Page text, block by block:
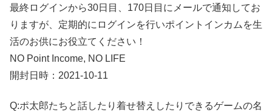
最終ログインから30日目、170日目にメールで通知してお
りますが、定期的にログインを行いポイントインカムを生
活のお供にお役立てください！
NO Point Income, NO LIFE
開封日時：2021-10-11
Q:ポ太郎たちと話したり着せ替えしたりできるゲームの名